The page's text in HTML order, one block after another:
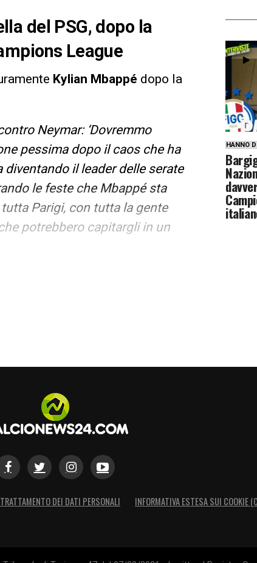
del PSG, dopo la
League
Kylian Mbappé dopo la
Neymar: ‘Dovremmo
pessima dopo il caos che ha
il leader delle serate
le feste che Mbappé sta
Parigi, con tutta la gente
potrebbero capitargli in un
HANNO
DEI DATI PERSONALI INFORMATIVA ESTESA SUI COOKIE